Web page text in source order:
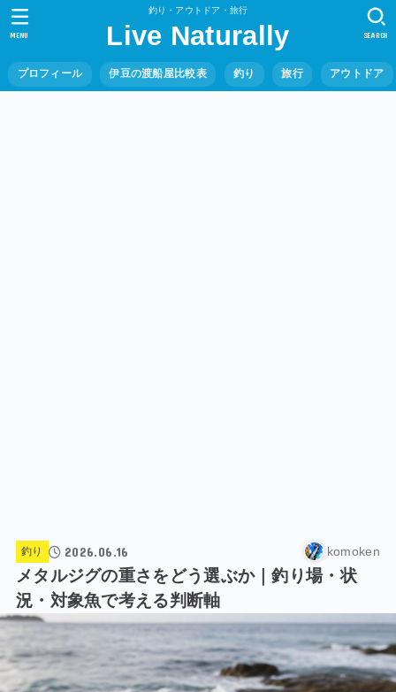
釣り・アウトドア・旅行
Live Naturally
プロフィール 伊豆の渡船屋比較表 釣り 旅行 アウトドア
SEARCH
MENU
釣り 2026.06.16 komoken
メタルジグの重さをどう選ぶか｜釣り場・状
況・対象魚で考える判断軸